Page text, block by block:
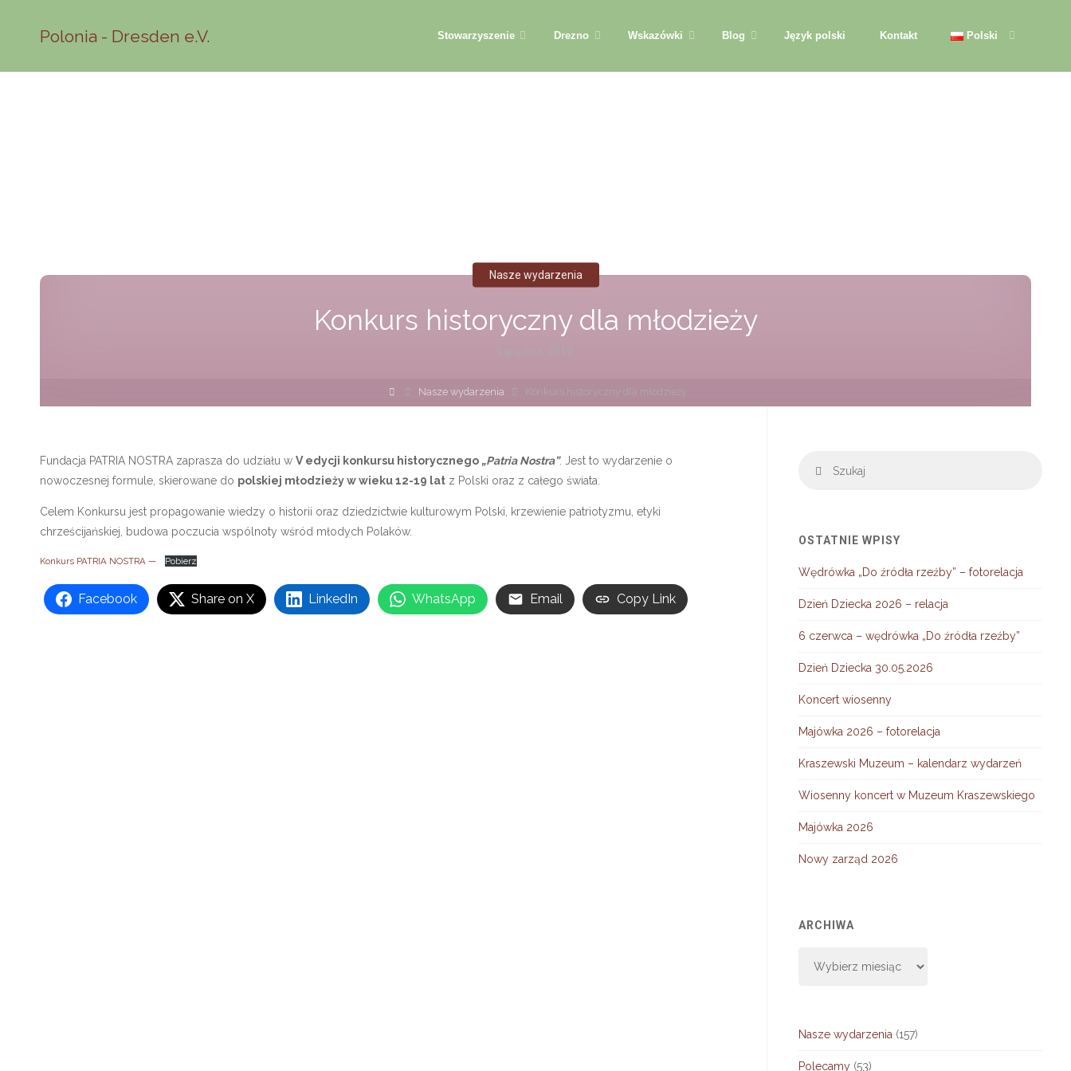
Polonia - Dresden e.V. Stowarzyszenie Drezno Wskazówki Blog Język polski Kontakt Polski
Konkurs historyczny dla młodzieży
Nasze wydarzenia
Strona
główna
Nasze wydarzenia Konkurs historyczny dla młodzieży
Fundacja PATRIA NOSTRA zaprasza do udziału w V edycji konkursu historycznego „Patria Nostra”. Jest to wydarzenie o
nowoczesnej formule, skierowane do polskiej młodzieży w wieku 12-19 lat z Polski oraz z całego świata.
Celem Konkursu jest propagowanie wiedzy o historii oraz dziedzictwie kulturowym Polski, krzewienie patriotyzmu, etyki
chrześcijańskiej, budowa poczucia wspólnoty wśród młodych Polaków.
Konkurs PATRIA NOSTRA — Pobierz
Facebook Share on X LinkedIn WhatsApp Email Copy Link
Szukaj
OSTATNIE WPISY
Wędrówka „Do źródła rzeźby” – fotorelacja
Dzień Dziecka 2026 – relacja
6 czerwca – wędrówka „Do źródła rzeźby”
Dzień Dziecka 30.05.2026
Koncert wiosenny
Majówka 2026 – fotorelacja
Kraszewski Muzeum – kalendarz wydarzeń
Wiosenny koncert w Muzeum Kraszewskiego
Majówka 2026
Nowy zarząd 2026
ARCHIWA
Nasze wydarzenia (157)
Polecamy (53)